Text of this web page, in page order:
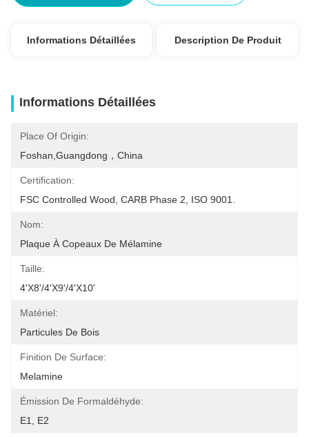
Informations Détaillées Description De Produit
Informations Détaillées
Place Of Origin:
Foshan,Guangdong，China
Certification:
FSC Controlled Wood, CARB Phase 2, ISO 9001.
Nom:
Plaque À Copeaux De Mélamine
Taille:
4'x8'/4'x9'/4'x10'
Matériel:
Particules De Bois
Finition De Surface:
Melamine
Émission De Formaldéhyde:
E1, E2